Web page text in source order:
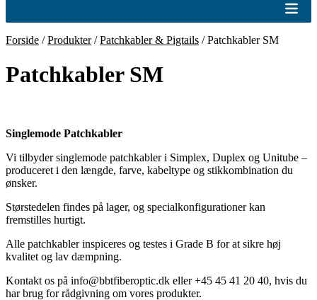
Forside /Produkter/Patchkabler & Pigtails /Patchkabler SM
Patchkabler SM
Singlemode Patchkabler
Vi tilbyder singlemode patchkabler i Simplex, Duplex og Unitube –
produceret i den længde, farve, kabeltype og stik­kombination du
ønsker.
Størstedelen findes på lager, og specialkonfigurationer kan
fremstilles hurtigt.
Alle patchkabler inspiceres og testes i Grade B for at sikre høj
kvalitet og lav dæmpning.
Kontakt os på info@bbtfiberoptic.dk eller +45 45 41 20 40, hvis du
har brug for rådgivning om vores produkter.